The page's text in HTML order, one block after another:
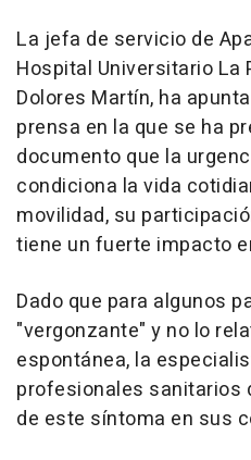
La jefa de servicio de
Hospital Universitario La
Dolores Martín, ha
prensa en la que se ha
documento que la
condiciona la vida
movilidad, su
tiene un fuerte impacto
Dado que para algunos
"vergonzante" y no lo
espontánea, la
profesionales sanitarios
de este síntoma en sus